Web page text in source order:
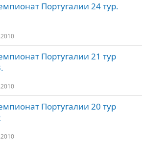
Португалии 24 тур.
Португалии 21 тур
Португалии 20 тур